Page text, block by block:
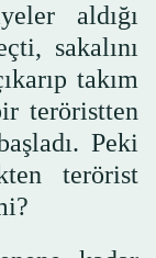
aldığı
sakalını
takım
teröristten
Peki
terörist